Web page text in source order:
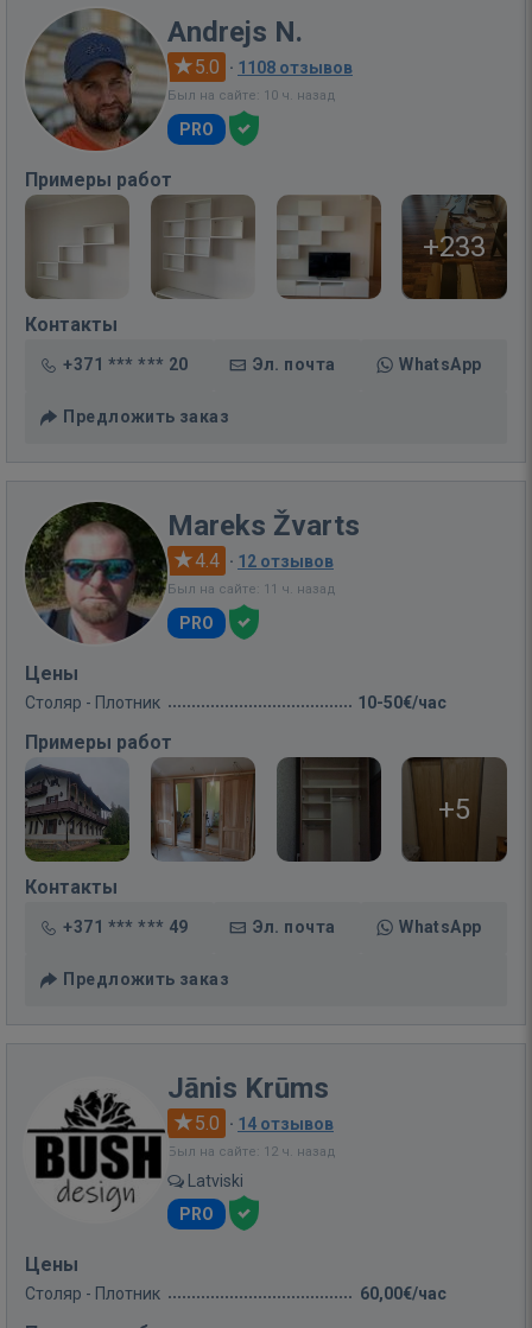
Andrejs N.
5.0 · 1108 отзывов
Был на сайте: 10 ч. назад
PRO
Примеры работ
+233
Контакты
+371 *** *** 20 Эл. почта WhatsApp
Предложить заказ
Mareks Žvarts
4.4 · 12 отзывов
Был на сайте: 11 ч. назад
PRO
Цены
Столяр - Плотник 10-50€/час
Примеры работ
+5
Контакты
+371 *** *** 49 Эл. почта WhatsApp
Предложить заказ
Jānis Krūms
5.0 · 14 отзывов
Был на сайте: 12 ч. назад
Latviski
PRO
Цены
Столяр - Плотник 60,00€/час